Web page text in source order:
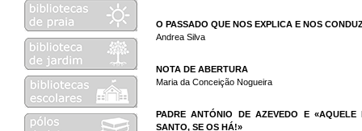
O PASSADO QUE NOS EXPLICA E NOS
Andrea Silva
NOTA DE ABERTURA
Maria da Conceição Nogueira
PADRE ANTÓNIO DE AZEVEDO E
SANTO, SE OS HÁ!»